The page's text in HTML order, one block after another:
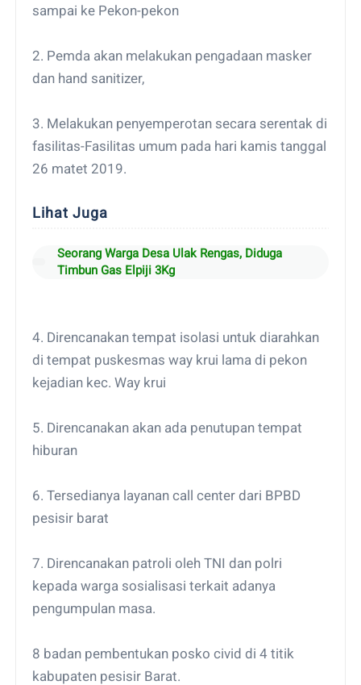
sampai ke Pekon-pekon
2. Pemda akan melakukan pengadaan masker
dan hand sanitizer,
3. Melakukan penyemperotan secara serentak di
fasilitas-Fasilitas umum pada hari kamis tanggal
26 matet 2019.
Lihat Juga
Seorang Warga Desa Ulak Rengas, Diduga
Timbun Gas Elpiji 3Kg
4. Direncanakan tempat isolasi untuk diarahkan
di tempat puskesmas way krui lama di pekon
kejadian kec. Way krui
5. Direncanakan akan ada penutupan tempat
hiburan
6. Tersedianya layanan call center dari BPBD
pesisir barat
7. Direncanakan patroli oleh TNI dan polri
kepada warga sosialisasi terkait adanya
pengumpulan masa.
8 badan pembentukan posko civid di 4 titik
kabupaten pesisir Barat.